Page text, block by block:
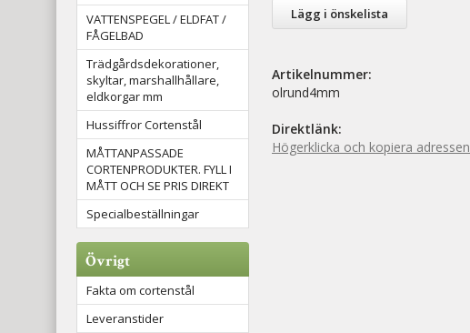
VATTENSPEGEL / ELDFAT /
FÅGELBAD
Trädgårdsdekorationer,
skyltar, marshallhållare,
eldkorgar mm
Hussiffror Cortenstål
MÅTTANPASSADE
CORTENPRODUKTER. FYLL I
MÅTT OCH SE PRIS DIREKT
Specialbeställningar
Övrigt
Fakta om cortenstål
Leveranstider
Lägg i önskelista
Artikelnummer:
olrund4mm
Direktlänk:
Högerklicka och kopiera adressen